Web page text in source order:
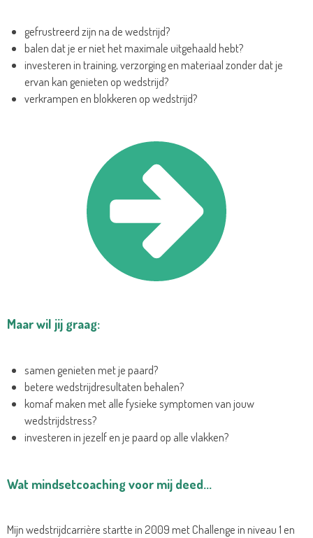
gefrustreerd zijn na de wedstrijd?
balen dat je er niet het maximale uitgehaald hebt?
investeren in training, verzorging en materiaal zonder dat je
ervan kan genieten op wedstrijd?
verkrampen en blokkeren op wedstrijd?
Maar wil jij graag:
samen genieten met je paard?
betere wedstrijdresultaten behalen?
komaf maken met alle fysieke symptomen van jouw
wedstrijdstress?
investeren in jezelf en je paard op alle vlakken?
Wat mindsetcoaching voor mij deed...
Mijn wedstrijdcarrière startte in 2009 met Challenge in niveau 1 en